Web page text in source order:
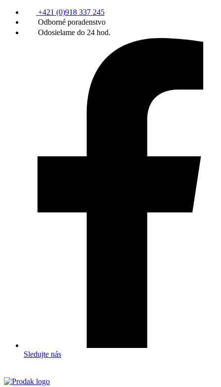
+421 (0)918 337 245
Odborné poradenstvo
Odosielame do 24 hod.
Sledujte nás